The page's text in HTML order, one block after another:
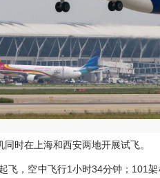
时在上海和西安两地开展试飞。
飞，空中飞行1小时34分钟；101